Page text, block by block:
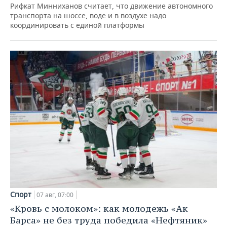
Рифкат Минниханов считает, что движение автономного
транспорта на шоссе, воде и в воздухе надо
координировать с единой платформы
Спорт 07 авг, 07:00
«Кровь с молоком»: как молодежь «Ак
Барса» не без труда победила «Нефтяник»